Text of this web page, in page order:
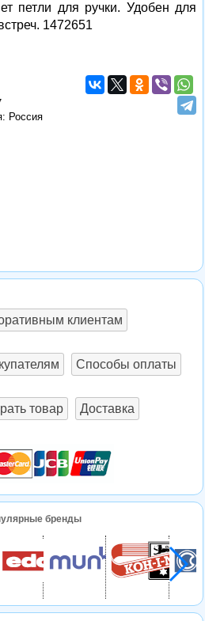
петли для ручки. Удобен для
1472651
Россия
клиентам
Способы оплаты
товар Доставка
бренды